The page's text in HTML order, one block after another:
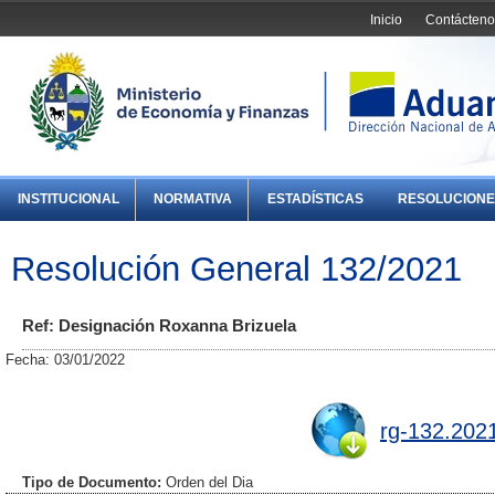
Inicio
INSTITUCIONAL NORMATIVA ESTADÍSTICAS
Resolución General 132/2021
Ref: Designación Roxanna Brizuela
Fecha: 03/01/2022
rg-
Tipo de Documento: Orden del Dia